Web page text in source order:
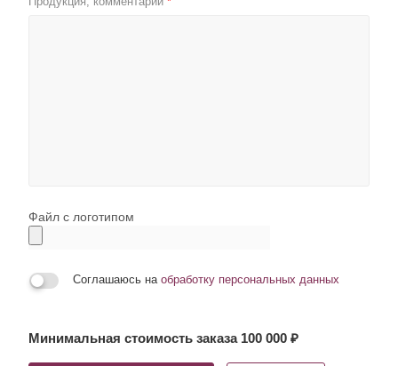
Файл с логотипом
Соглашаюсь на обработку персональных данных
Минимальная стоимость заказа 100 000 ₽